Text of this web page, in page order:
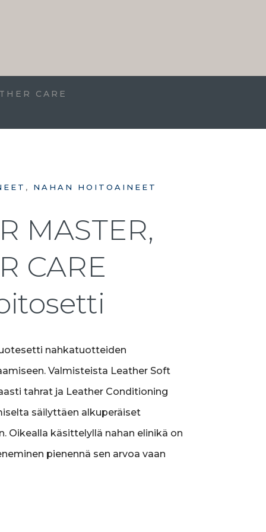
CARE
, NAHAN HOITOAINEET
MASTER,
CARE
nahkatuotteiden
Valmisteista Leather Soft
tahrat ja Leather Conditioning
säilyttäen alkuperäiset
Oikealla käsittelyllä nahan elinikä on
pienennä sen arvoa vaan